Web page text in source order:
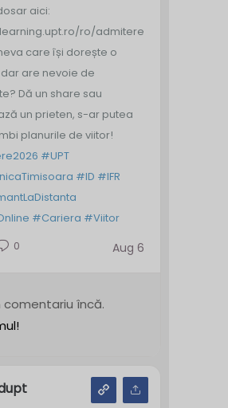
aici:
ro/admitere/
care își dorește o
are nevoie de
Dă un share sau
un prieten, s-ar putea
planurile de viitor!
#UPT
#ID #IFR
#Cariera #Viitor
0 Aug 6
comentariu încă.